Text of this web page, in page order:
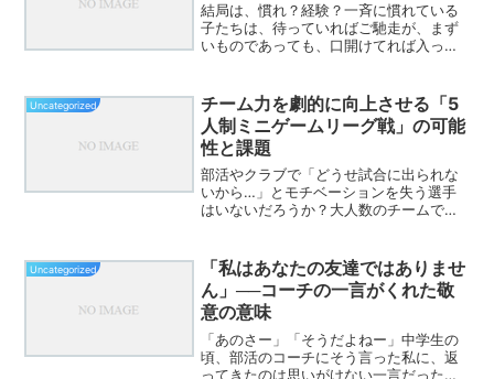
結局は、慣れ？経験？一斉に慣れている
子たちは、待っていればご馳走が、まず
いものであっても、口開けてれば入って
たのご馳走を自分の好きな時に手に入れ
る力がつくそのためには、...
Uncategorized
チーム力を劇的に向上させる「5
人制ミニゲームリーグ戦」の可能
性と課題
部活やクラブで「どうせ試合に出られな
いから…」とモチベーションを失う選手
はいないだろうか？大人数のチームで
内5人制ミニゲームリーグ戦を導入すると
いう新しい方法が、選手た...
Uncategorized
「私はあなたの友達ではありませ
ん」──コーチの一言がくれた敬
意の意味
「あのさー」「そうだよねー」中学生の
頃、部活のコーチにそう言った私に、返
ってきたのは思いがけない一言だった。